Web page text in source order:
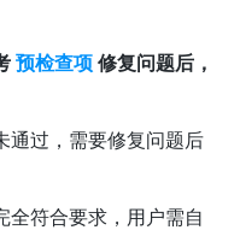
预检查项修复问题后，
通过，需要修复问题后
全符合要求，用户需自